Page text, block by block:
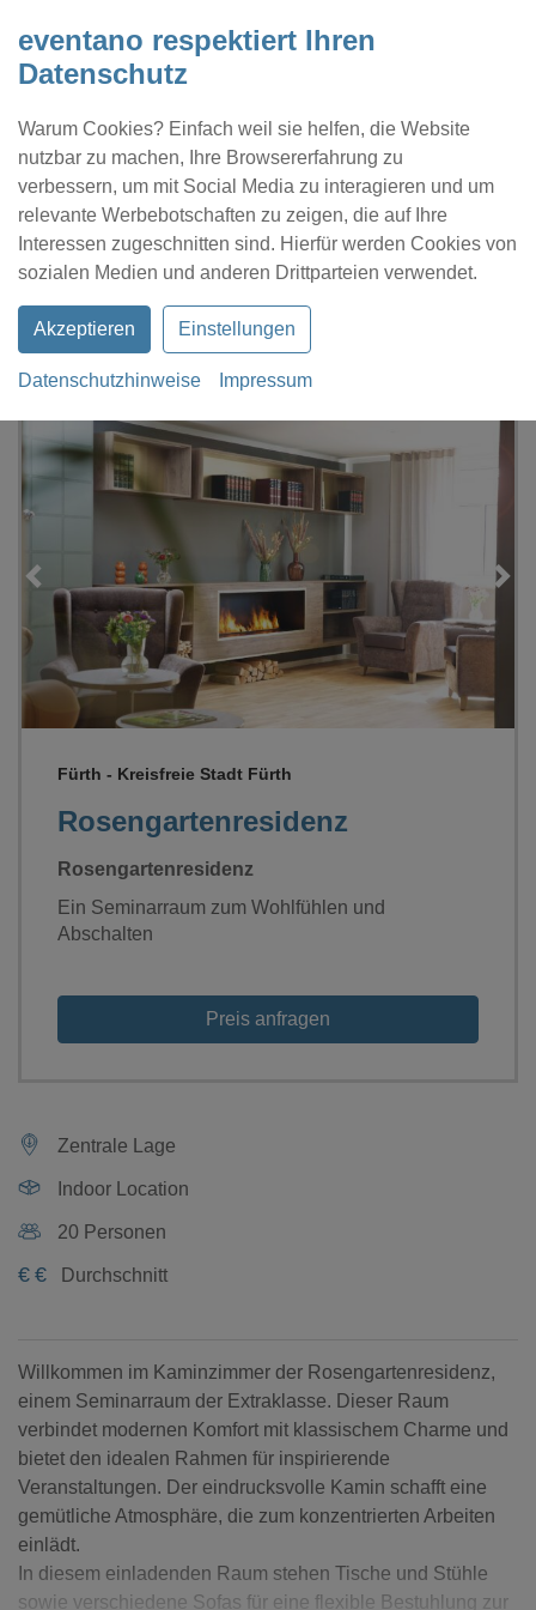
eventano respektiert Ihren
Datenschutz
Warum Cookies? Einfach weil sie helfen, die Website
nutzbar zu machen, Ihre Browsererfahrung zu
verbessern, um mit Social Media zu interagieren und um
relevante Werbebotschaften zu zeigen, die auf Ihre
Interessen zugeschnitten sind. Hierfür werden Cookies von
sozialen Medien und anderen Drittparteien verwendet.
Akzeptieren Einstellungen
Datenschutzhinweise Impressum
Kontakt Location eintragen Profil
Rosengartenresidenz
Loading...
Rosengartenresidenz
Fürth - Kreisfreie Stadt Fürth
Rosengartenresidenz
Ein Seminarraum zum Wohlfühlen und
Abschalten
Preis anfragen
Zentrale Lage
Indoor Location
20 Personen
€ € Durchschnitt
Willkommen im Kaminzimmer der Rosengartenresidenz,
einem Seminarraum der Extraklasse. Dieser Raum
verbindet modernen Komfort mit klassischem Charme und
bietet den idealen Rahmen für inspirierende
Veranstaltungen. Der eindrucksvolle Kamin schafft eine
gemütliche Atmosphäre, die zum konzentrierten Arbeiten
einlädt.
In diesem einladenden Raum stehen Tische und Stühle
sowie verschiedene Sofas für eine flexible Bestuhlung zur